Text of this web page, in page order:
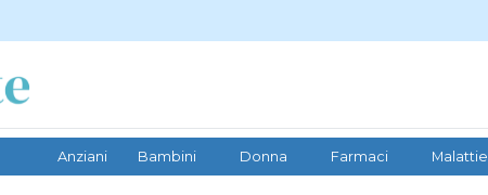
Anziani Bambini Donna Farmaci Malattie